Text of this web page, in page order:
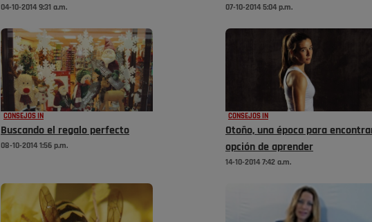
04-10-2014 9:31 a.m. 07-10-2014 5:04 p.m.
CONSEJOS IN
Buscando el regalo perfecto
08-10-2014 1:56 p.m.
CONSEJOS IN
Otoño, una época para
opción de aprender
14-10-2014 7:42 a.m.